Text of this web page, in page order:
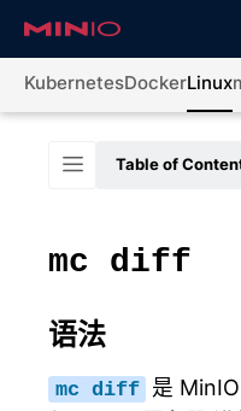
KubernetesDockerLinux
Table of
mc diff
语法
mc diff
是